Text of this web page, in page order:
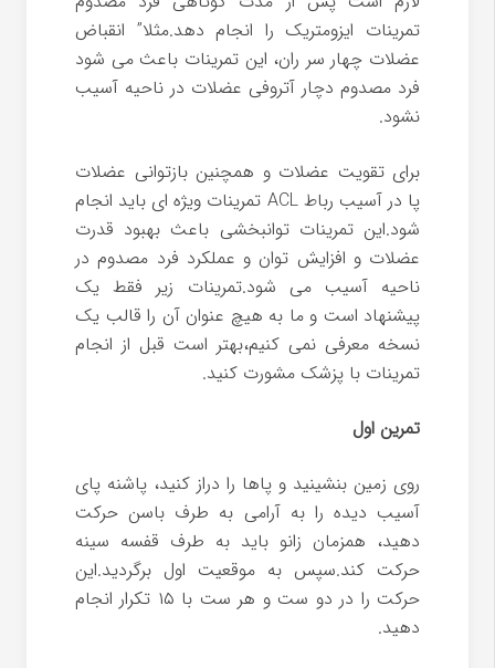
تمرینات ایزومتریک را انجام دهد.مثلا” انقباض
عضلات چهار سر ران، این تمرینات باعث می شود
فرد مصدوم دچار آتروفی عضلات در ناحیه آسیب
نشود.
برای تقویت عضلات و همچنین بازتوانی عضلات
پا در آسیب رباط ACL تمرینات ویژه ای باید انجام
شود.این تمرینات توانبخشی باعث بهبود قدرت
عضلات و افزایش توان و عملکرد فرد مصدوم در
ناحیه آسیب می شود.تمرینات زیر فقط یک
پیشنهاد است و ما به هیچ عنوان آن را قالب یک
نسخه معرفی نمی کنیم،بهتر است قبل از انجام
تمرینات با پزشک مشورت کنید.
تمرین اول
روی زمین بنشینید و پاها را دراز کنید، پاشنه پای
آسیب دیده را به آرامی به طرف باسن حرکت
دهید، همزمان زانو باید به طرف قفسه سینه
حرکت کند.سپس به موقعیت اول برگردید.این
حرکت را در دو ست و هر ست با ۱۵ تکرار انجام
دهید.